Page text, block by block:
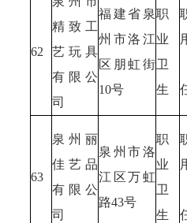
62
精致工
艺玩具
有限公
司
福建省泉
州市洛江
区朋虹街
10号
职
业
卫
生
63
泉州丽
佳艺品
有限公
司
泉州市洛
江区万虹
路43号
职
业
卫
生